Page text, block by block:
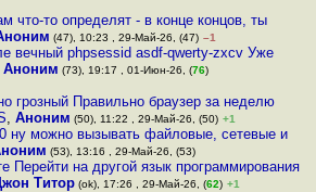
что-то определят - в конце концов, ты
(47), 10:23 , 29-Май-26, (47) –1
вечный phpsessid asdf-qwerty-zxcv Уже
Аноним (73), 19:17 , 01-Июн-26, (76)
грозный Правильно браузер за неделю
,Аноним (50), 11:22 , 29-Май-26, (50) +1
ну можно вызывать файловые, сетевые и
(53), 13:16 , 29-Май-26, (53)
Перейти на другой язык программирования
Титор(ok), 17:26 , 29-Май-26, (62) +1